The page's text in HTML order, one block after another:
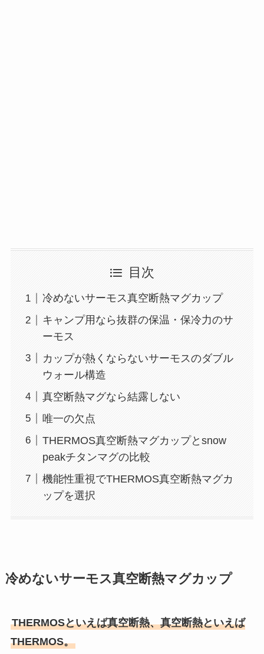
目次
冷めないサーモス真空断熱マグカップ
キャンプ用なら抜群の保温・保冷力のサ
ーモス
カップが熱くならないサーモスのダブル
ウォール構造
真空断熱マグなら結露しない
唯一の欠点
THERMOS真空断熱マグカップとsnow
peakチタンマグの比較
機能性重視でTHERMOS真空断熱マグカ
ップを選択
冷めないサーモス真空断熱マグカップ
THERMOSといえば真空断熱、真空断熱といえば
THERMOS。